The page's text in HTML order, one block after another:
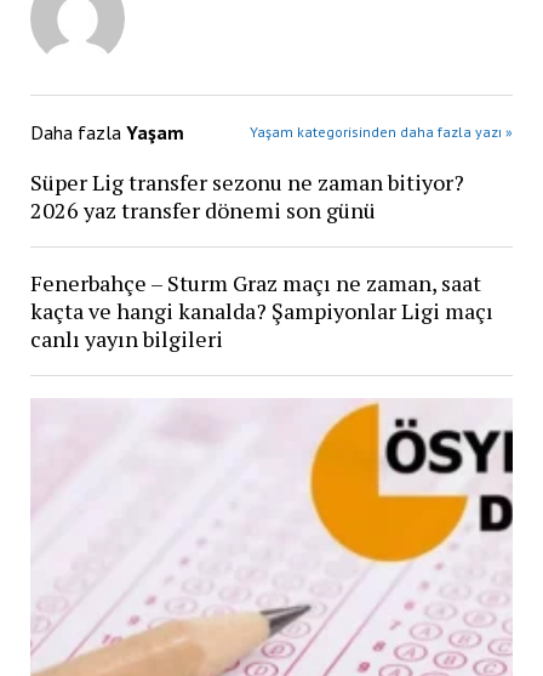
Daha fazla Yaşam Yaşam kategorisinden daha fazla yazı »
Süper Lig transfer sezonu ne zaman bitiyor?
2026 yaz transfer dönemi son günü
Fenerbahçe – Sturm Graz maçı ne zaman, saat
kaçta ve hangi kanalda? Şampiyonlar Ligi maçı
canlı yayın bilgileri